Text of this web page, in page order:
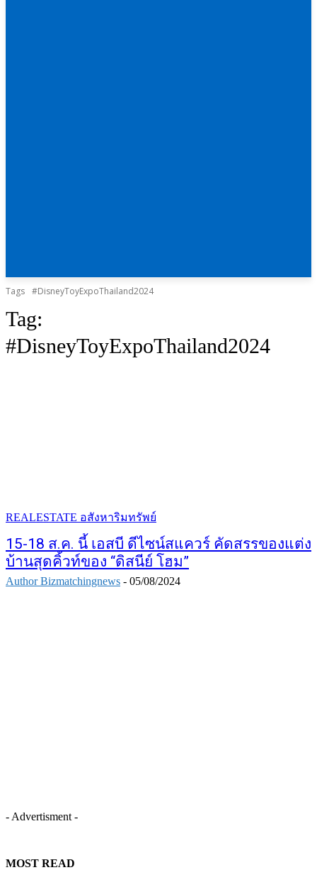
Tags #DisneyToyExpoThailand2024
Tag:
#DisneyToyExpoThailand2024
REALESTATE อสังหาริมทรัพย์
15-18 ส.ค. นี้ เอสบี ดีไซน์สแควร์ คัดสรรของแต่ง
บ้านสุดคิ้วท์ของ “ดิสนีย์ โฮม”
Author Bizmatchingnews - 05/08/2024
- Advertisment -
MOST READ